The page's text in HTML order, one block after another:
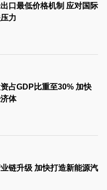
低价格机制 应对国际
力
GDP比重至30% 加快
体
快打造新能源汽